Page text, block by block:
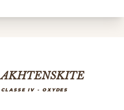
AKHTENSKITE
CLASSE IV - OXYDES